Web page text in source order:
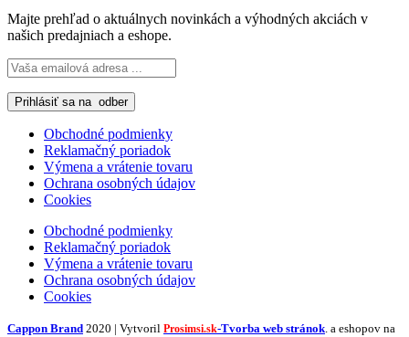
stránke
produktu.
44.99 €
Majte prehľad o aktuálnych novinkách a výhodných akciách v
našich predajniach a eshope.
Obchodné podmienky
Reklamačný poriadok
Výmena a vrátenie tovaru
Ochrana osobných údajov
Cookies
Obchodné podmienky
Reklamačný poriadok
Výmena a vrátenie tovaru
Ochrana osobných údajov
Cookies
Cappon Brand 2020 | Vytvoril Prosimsi.sk-Tvorba web stránok. a eshopov na